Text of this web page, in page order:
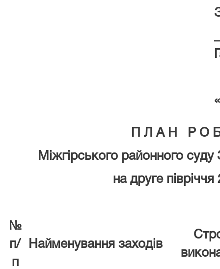
П Л А Н Р О
Міжгірського районного суду
на друге півріччя
№
п/
п
Найменування заходів